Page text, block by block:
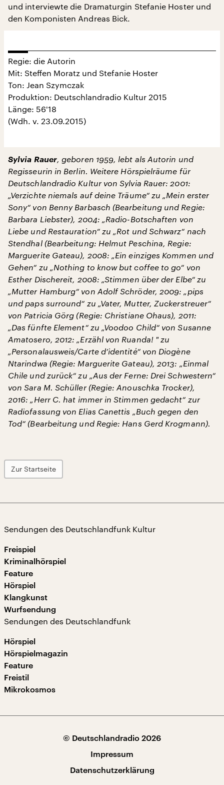
und interviewte die Dramaturgin Stefanie Hoster und
den Komponisten Andreas Bick.
Regie: die Autorin
Mit: Steffen Moratz und Stefanie Hoster
Ton: Jean Szymczak
Produktion: Deutschlandradio Kultur 2015
Länge: 56'18
(Wdh. v. 23.09.2015)
Sylvia Rauer, geboren 1959, lebt als Autorin und
Regisseurin in Berlin. Weitere Hörspielräume für
Deutschlandradio Kultur von Sylvia Rauer: 2001:
„Verzichte niemals auf deine Träume“ zu „Mein erster
Sony“ von Benny Barbasch (Bearbeitung und Regie:
Barbara Liebster), 2004: „Radio-Botschaften von
Liebe und Restauration“ zu „Rot und Schwarz“ nach
Stendhal (Bearbeitung: Helmut Peschina, Regie:
Marguerite Gateau), 2008: „Ein einziges Kommen und
Gehen“ zu „Nothing to know but coffee to go“ von
Esther Dischereit, 2008: „Stimmen über der Elbe“ zu
„Mutter Hamburg“ von Adolf Schröder, 2009: „pips
und paps surround“ zu „Vater, Mutter, Zuckerstreuer“
von Patricia Görg (Regie: Christiane Ohaus), 2011:
„Das fünfte Element“ zu „Voodoo Child“ von Susanne
Amatosero, 2012: „Erzähl von Ruanda! " zu
„Personalausweis/Carte d’identité“ von Diogène
Ntarindwa (Regie: Marguerite Gateau), 2013: „Einmal
Chile und zurück“ zu „Aus der Ferne: Drei Schwestern“
von Sara M. Schüller (Regie: Anouschka Trocker),
2016: „Herr C. hat immer in Stimmen gedacht“ zur
Radiofassung von Elias Canettis „Buch gegen den
Tod“ (Bearbeitung und Regie: Hans Gerd Krogmann).
Zur Startseite
Sendungen des Deutschlandfunk Kultur
Freispiel
Kriminalhörspiel
Feature
Hörspiel
Klangkunst
Wurfsendung
Sendungen des Deutschlandfunk
Hörspiel
Hörspielmagazin
Feature
Freistil
Mikrokosmos
© Deutschlandradio 2026
Impressum
Datenschutzerklärung